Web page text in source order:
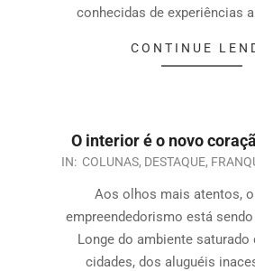
conhecidas de experiências
CONTINUE
O interior é o novo
IN: COLUNAS, DESTAQUE,
Aos olhos mais atentos,
empreendedorismo está
Longe do ambiente saturado
cidades, dos aluguéis